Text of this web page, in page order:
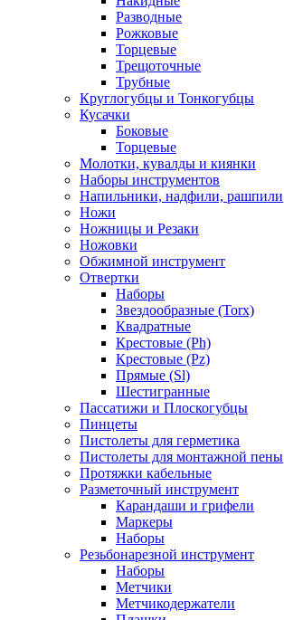
Разводные
Рожковые
Торцевые
Трещоточные
Трубные
Круглогубцы и Тонкогубцы
Кусачки
Боковые
Торцевые
Молотки, кувалды и киянки
Наборы инструментов
Напильники, надфили, рашпили
Ножи
Ножницы и Резаки
Ножовки
Обжимной инструмент
Отвертки
Наборы
Звездообразные (Torx)
Квадратные
Крестовые (Ph)
Крестовые (Pz)
Прямые (Sl)
Шестигранные
Пассатижи и Плоскогубцы
Пинцеты
Пистолеты для герметика
Пистолеты для монтажной пены
Протяжки кабельные
Разметочный инструмент
Карандаши и грифели
Маркеры
Наборы
Резьбонарезной инструмент
Наборы
Метчики
Метчикодержатели